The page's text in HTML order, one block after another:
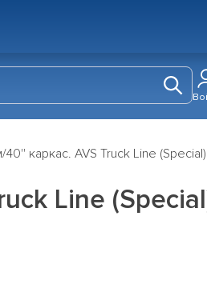
каркас. AVS Truck Line (Special)
Line